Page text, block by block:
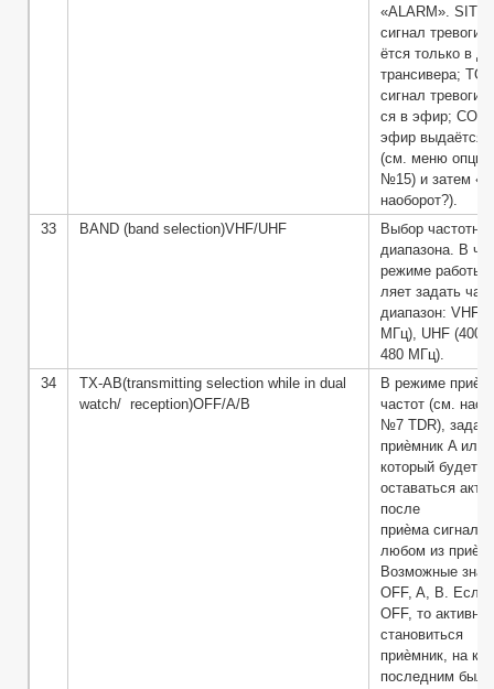
«ALARM». SITE
сигнал тревоги
ётся только в
трансивера;
сигнал тревоги
ся в эфир;
эфир выдаётся
(см. меню опция
№15) и затем
наоборот?).
33
BAND (band selection)VHF/UHF
Выбор
диапазона. В
режиме работы
ляет задать
диапазон: VHF
МГц), UHF (400-
480 МГц).
34
TX-AB(transmitting selection while in dual
watch/ reception)OFF/A/B
В режиме
частот (см.
№7 TDR),
приѐмник A или
который будет
оставаться
после
приѐма сигнала
любом из
Возможные
OFF, A, B. Если
OFF, то
становиться
приѐмник, на
последним был